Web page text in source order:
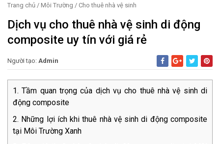
Trang chủ / Môi Trường / Cho thuê nhà vệ sinh
Dịch vụ cho thuê nhà vệ sinh di động
composite uy tín với giá rẻ
Người tạo: Admin
Tầm quan trọng của dịch vụ cho thuê nhà vệ sinh di
động composite
Những lợi ích khi thuê nhà vệ sinh di động composite
tại Môi Trường Xanh